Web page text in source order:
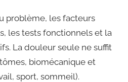
problème, les facteurs
les tests fonctionnels et la
La douleur seule ne suffit
biomécanique et
sport, sommeil).